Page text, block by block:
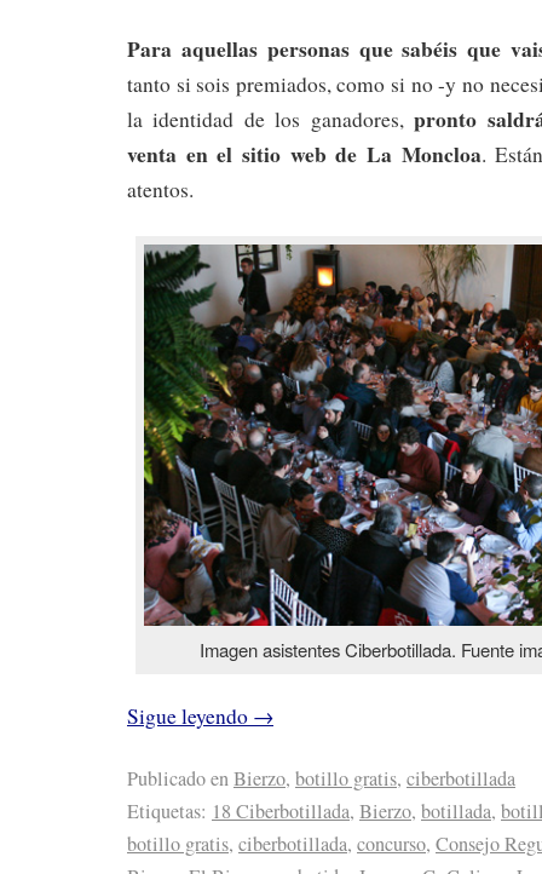
Para aquellas personas que sabéis que
tanto si sois premiados, como si no -y no
la identidad de los ganadores,pronto
venta en el sitio web de La Moncloa.
atentos.
Imagen asistentes Ciberbotillada. Fuente
Sigue leyendo →
Publicado enBierzo, botillo gratis, ciberbotillada
Etiquetas: 18 Ciberbotillada, Bierzo, botillada,
botillo gratis, ciberbotillada, concurso, Consejo